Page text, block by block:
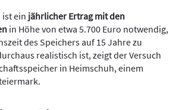
ist ein jährlicher Ertrag mit den
in Höhe von etwa 5.700 Euro notwendig,
des Speichers auf 15 Jahre zu
realistisch ist, zeigt der Versuch
in Heimschuh, einem